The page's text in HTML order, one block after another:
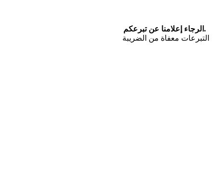
الرجاء إعلامنا عن تبرعكم.
التبرعات معفاة من الضريبة